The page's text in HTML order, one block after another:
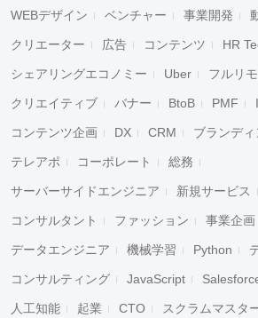
WEBデザイン ベンチャー 事業開発
クリエーター 広告 コンテンツ HR
シェアリングエコノミー Uber フルリ
クリエイティブ バナー BtoB PMF
コンテンツ企画 DX CRM ブランデ
テレアポ コーポレート 総務
サーバーサイドエンジニア 新規サービス
コンサルタント ファッション 事業企画
データエンジニア 機械学習 Python
コンサルティング JavaScript
人工知能 起業 CTO スクラムマスタ